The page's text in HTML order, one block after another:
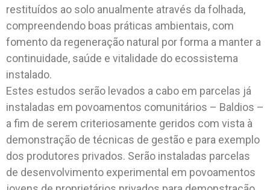
restituídos ao solo anualmente através da folhada,
compreendendo boas práticas ambientais, com
fomento da regeneração natural por forma a manter a
continuidade, saúde e vitalidade do ecossistema
instalado.
Estes estudos serão levados a cabo em parcelas já
instaladas em povoamentos comunitários – Baldios –
a fim de serem criteriosamente geridos com vista à
demonstração de técnicas de gestão e para exemplo
dos produtores privados. Serão instaladas parcelas
de desenvolvimento experimental em povoamentos